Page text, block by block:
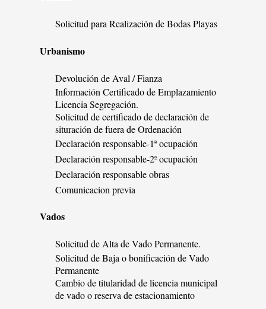
Solicitud para Realización de Bodas Playas
Urbanismo
Devolución de Aval / Fianza
Información Certificado de Emplazamiento
Licencia Segregación.
Solicitud de certificado de declaración de
situración de fuera de Ordenación
Declaración responsable-1ª ocupación
Declaración responsable-2ª ocupación
Declaración responsable obras
Comunicacion previa
Vados
Solicitud de Alta de Vado Permanente.
Solicitud de Baja o bonificación de Vado
Permanente
Cambio de titularidad de licencia municipal
de vado o reserva de estacionamiento